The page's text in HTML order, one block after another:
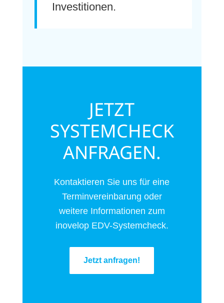
Investitionen.
JETZT
SYSTEMCHECK
ANFRAGEN.
Kontaktieren Sie uns für eine
Terminvereinbarung oder
weitere Informationen zum
inovelop EDV-Systemcheck.
Jetzt anfragen!